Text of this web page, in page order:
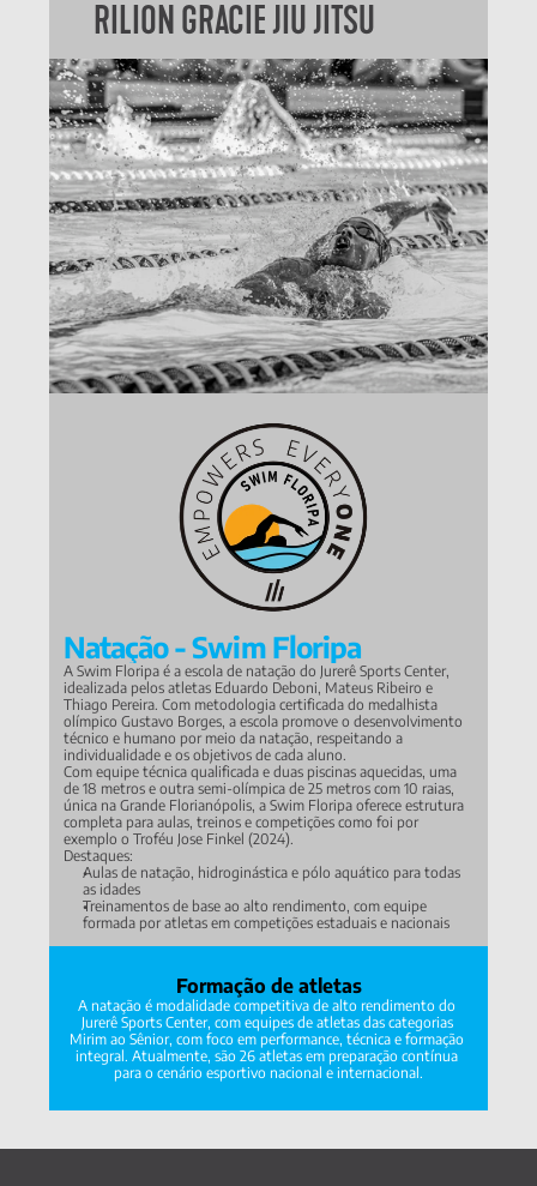
RILION GRACIE JIU JITSU
Natação - Swim Floripa
A Swim Floripa é a escola de natação do Jurerê Sports Center,
idealizada pelos atletas Eduardo Deboni, Mateus Ribeiro e
Thiago Pereira. Com metodologia certificada do medalhista
olímpico Gustavo Borges, a escola promove o desenvolvimento
técnico e humano por meio da natação, respeitando a
individualidade e os objetivos de cada aluno.
Com equipe técnica qualificada e duas piscinas aquecidas, uma
de 18 metros e outra semi-olímpica de 25 metros com 10 raias,
única na Grande Florianópolis, a Swim Floripa oferece estrutura
completa para aulas, treinos e competições como foi por
exemplo o Troféu Jose Finkel (2024).
Destaques:
Aulas de natação, hidroginástica e pólo aquático para todas
as idades
Treinamentos de base ao alto rendimento, com equipe
formada por atletas em competições estaduais e nacionais
Formação de atletas
A natação é modalidade competitiva de alto rendimento do
Jurerê Sports Center, com equipes de atletas das categorias
Mirim ao Sênior, com foco em performance, técnica e formação
integral. Atualmente, são 26 atletas em preparação contínua
para o cenário esportivo nacional e internacional.